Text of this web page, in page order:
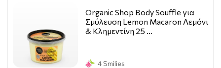
Organic Shop Body Souffle για
Σμύλευση Lemon Macaron Λεμόνι
& Κλημεντίνη 25 …
4 Smilies